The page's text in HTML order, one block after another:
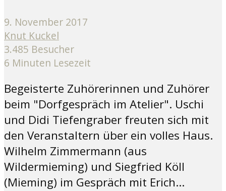
9. November 2017
Knut Kuckel
3.485 Besucher
6 Minuten Lesezeit
Begeisterte Zuhörerinnen und Zuhörer
beim "Dorfgespräch im Atelier". Uschi
und Didi Tiefengraber freuten sich mit
den Veranstaltern über ein volles Haus.
Wilhelm Zimmermann (aus
Wildermieming) und Siegfried Köll
(Mieming) im Gespräch mit Erich...